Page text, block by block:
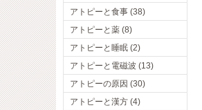
アトピーと食事 (38)
アトピーと薬 (8)
アトピーと睡眠 (2)
アトピーと電磁波 (13)
アトピーの原因 (30)
アトピーと漢方 (4)